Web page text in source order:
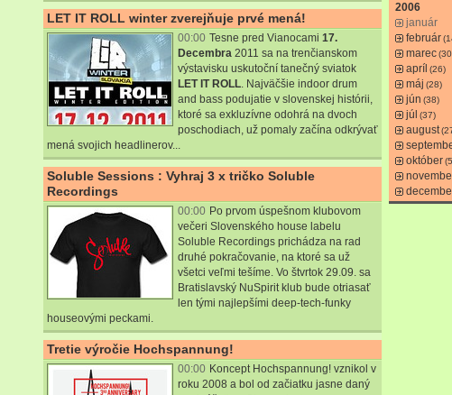
LET IT ROLL winter zverejňuje prvé mená!
00:00 Tesne pred Vianocami 17.
Decembra 2011 sa na trenčianskom
výstavisku uskutoční tanečný sviatok
LET IT ROLL. Najväčšie indoor drum
and bass podujatie v slovenskej histórii,
ktoré sa exkluzívne odohrá na dvoch
poschodiach, už pomaly začína odkrývať
mená svojich headlinerov...
Soluble Sessions : Vyhraj 3 x tričko Soluble
Recordings
00:00 Po prvom úspešnom klubovom
večeri Slovenského house labelu
Soluble Recordings prichádza na rad
druhé pokračovanie, na ktoré sa už
všetci veľmi tešíme. Vo štvrtok 29.09. sa
Bratislavský NuSpirit klub bude otriasať
len tými najlepšími deep-tech-funky
houseovými peckami.
Tretie výročie Hochspannung!
00:00 Koncept Hochspannung! vznikol v
roku 2008 a bol od začiatku jasne daný
2006
január
február
marec
apríl (26)
máj (28)
jún (38)
júl (37)
august
október